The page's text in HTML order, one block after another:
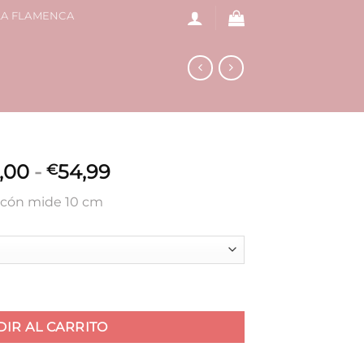
FLAMENCA
- €54,99Rango
hasta
mide 10 cm
AL CARRITO